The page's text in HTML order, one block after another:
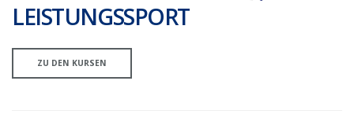
LEISTUNGSSPORT
ZU DEN KURSEN